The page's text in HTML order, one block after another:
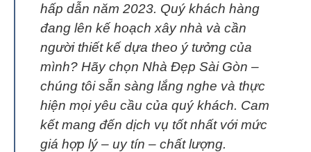
hấp dẫn năm 2023. Quý khách hàng
đang lên kế hoạch xây nhà và cần
người thiết kế dựa theo ý tưởng của
mình? Hãy chọn Nhà Đẹp Sài Gòn –
chúng tôi sẵn sàng lắng nghe và thực
hiện mọi yêu cầu của quý khách. Cam
kết mang đến dịch vụ tốt nhất với mức
giá hợp lý – uy tín – chất lượng.